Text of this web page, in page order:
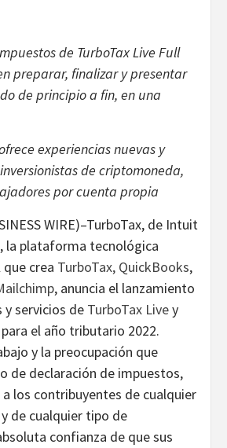
de TurboTax Live Full
preparar, finalizar y presentar
de principio a fin, en una
experiencias nuevas y
de criptomoneda,
por cuenta propia
WIRE)–TurboTax, de Intuit
la plataforma tecnológica
crea TurboTax, QuickBooks,
, anuncia el lanzamiento
servicios de TurboTax Livey
para el año tributario 2022.
y la preocupación que
de declaración de impuestos,
los contribuyentes de cualquier
de cualquier tipo de
confianza de que sus